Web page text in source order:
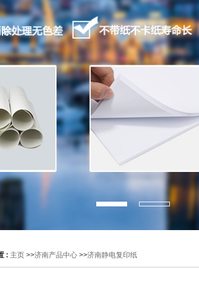
: 主页 >>济南产品中心 >>济南静电复印纸